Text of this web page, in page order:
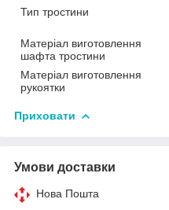
Тип тростини
Матеріал виготовлення
шафта тростини
Матеріал виготовлення
рукоятки
Приховати
Умови доставки
Нова Пошта